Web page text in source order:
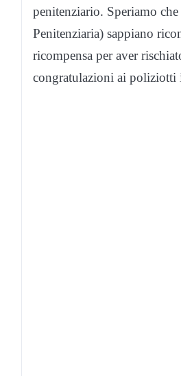
penitenziario. Speriamo
Penitenziaria) sappiano
ricompensa per aver
congratulazioni ai poliziotti